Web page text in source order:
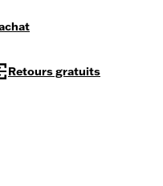
Retours gratuits